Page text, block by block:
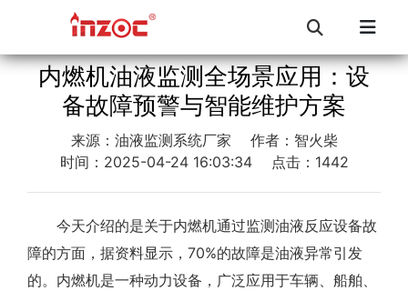
内燃机油液监测全场景应用：设
备故障预警与智能维护方案
来源：油液监测系统厂家
作者：智火柴
时间：2025-04-24 16:03:34
点击：1442
今天介绍的是关于内燃机通过监测油液反应设备故
障的方面，据资料显示，70%的故障是油液异常引发
的。内燃机是一种动力设备，广泛应用于车辆、船舶、